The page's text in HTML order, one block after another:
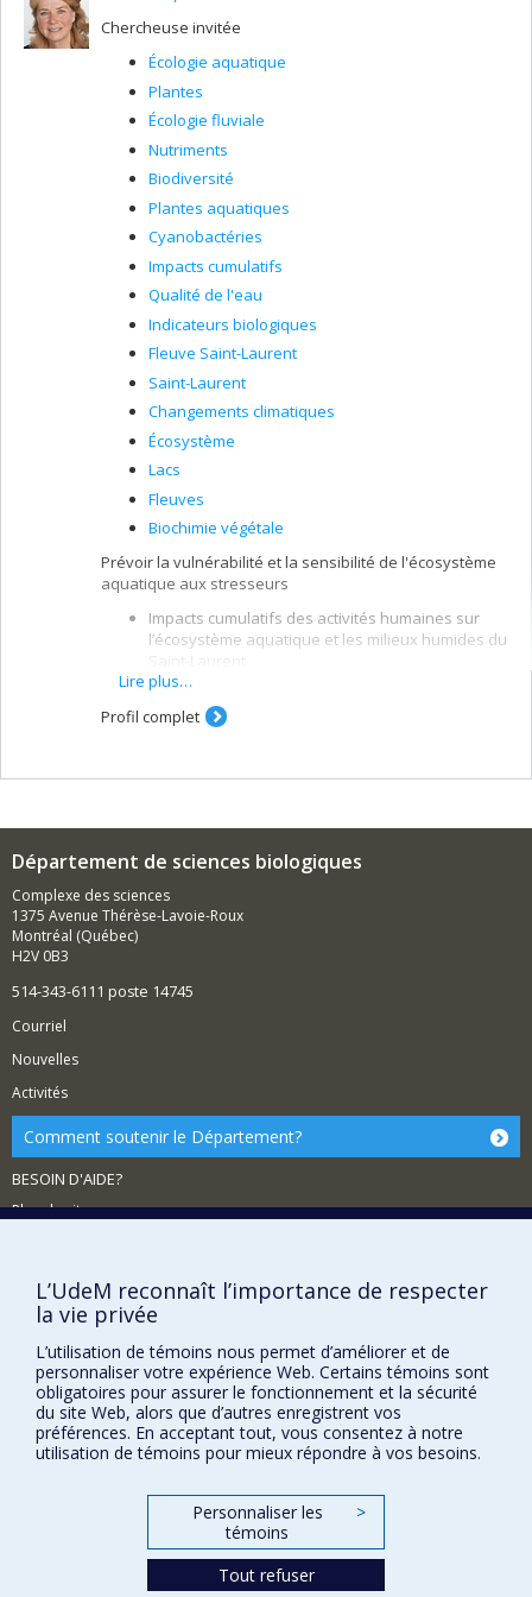
Chercheuse invitée
Écologie aquatique
Plantes
Écologie fluviale
Nutriments
Biodiversité
Plantes aquatiques
Cyanobactéries
Impacts cumulatifs
Qualité de l'eau
Indicateurs biologiques
Fleuve Saint-Laurent
Saint-Laurent
Changements climatiques
Écosystème
Lacs
Fleuves
Biochimie végétale
Prévoir la vulnérabilité et la sensibilité de l'écosystème
aquatique aux stresseurs
Impacts cumulatifs des activités humaines sur
l’écosystème aquatique et les milieux humides du
Contrôle environnemental des cyanobactéries en
rivières
la diversité des plantes aquatiques
plantes envahissantes
Eutrophisation de l’écosystème aquatique
Lire plus…
Profil complet
Département de sciences biologiques
Complexe des sciences
1375 Avenue Thérèse-Lavoie-Roux
Montréal (Québec)
H2V 0B3
514-343-6111 poste 14745
Courriel
Nouvelles
Activités
Comment soutenir le Département?
BESOIN D'AIDE?
Plan du site
FACULTÉ DES ARTS ET DES SCIENCES
Nos départements et écoles
Nos centres d'études
Nos programmes et cours
Paramètres des témoins
L’UdeM reconnaît l’importance de respecter
la vie privée
L’utilisation de témoins nous permet d’améliorer et de
personnaliser votre expérience Web. Certains témoins sont
obligatoires pour assurer le fonctionnement et la sécurité
du site Web, alors que d’autres enregistrent vos
préférences. En acceptant tout, vous consentez à notre
utilisation de témoins pour mieux répondre à vos besoins.
Personnaliser les
témoins
>
Tout refuser